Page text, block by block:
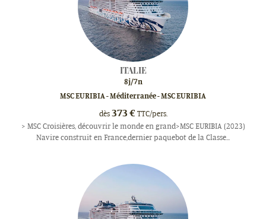
ITALIE
8j/7n
MSC EURIBIA - Méditerranée - MSC EURIBIA
dès373€ TTC/pers.
> MSC Croisières, découvrir le monde en grand>MSC EURIBIA (2023)
Navire construit en France,dernier paquebot de la Classe...